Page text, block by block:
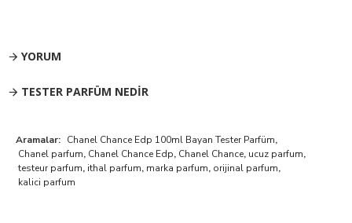
YORUM
TESTER PARFÜM NEDIR
Aramalar: Chanel Chance Edp 100ml Bayan Tester Parfüm,
Chanel parfum, Chanel Chance Edp, Chanel Chance, ucuz parfum,
testeur parfum, ithal parfum, marka parfum, orijinal parfum,
kalici parfum